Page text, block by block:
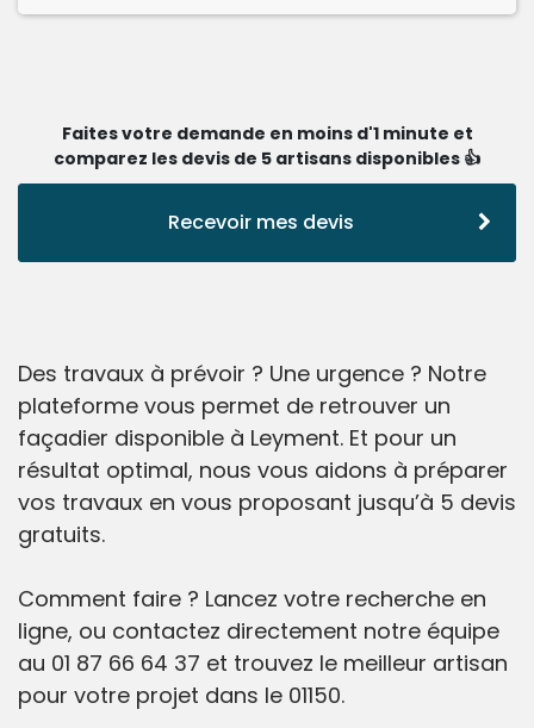
Faites votre demande en moins d'1 minute et
comparez les devis de 5 artisans disponibles 👍
Recevoir mes devis
Des travaux à prévoir ? Une urgence ? Notre
plateforme vous permet de retrouver un
façadier disponible à Leyment. Et pour un
résultat optimal, nous vous aidons à préparer
vos travaux en vous proposant jusqu’à 5 devis
gratuits.
Comment faire ? Lancez votre recherche en
ligne, ou contactez directement notre équipe
au 01 87 66 64 37 et trouvez le meilleur artisan
pour votre projet dans le 01150.